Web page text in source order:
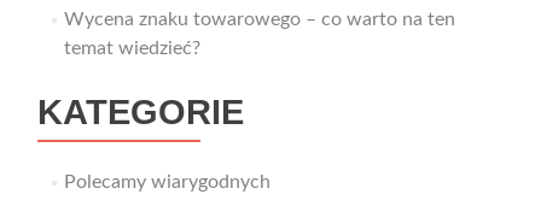
Wycena znaku towarowego – co warto na ten
temat wiedzieć?
KATEGORIE
Polecamy wiarygodnych